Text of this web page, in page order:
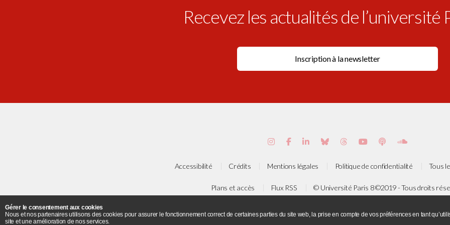
Recevez les actualités de l’université
Accessibilité Crédits Mentions légales Politique de confidentialité Tous
Plans et accès Flux RSS © Université Paris 8 ©2019 - Tous droits
Université Paris 8 - 2 rue de la Liberté - 93526 Saint-Denis cedex / Tel : +33(0)1 49 40 67 89
Gérer le consentement aux cookies
Nous et nos partenaires utilisons des cookies pour assurer le fonctionnement correct de certaines parties du site web, la prise en compte de vos préférences en tant
site et une amélioration de nos services.